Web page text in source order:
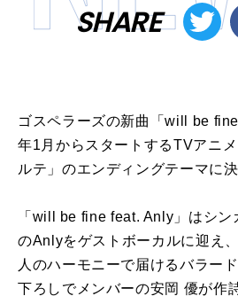
SHARE
ゴスペラーズの新曲「will be
年1月からスタートするTVアニ
ルテ」のエンディングテーマに決
「will be fine feat. Anly」はシン
のAnlyをゲストボーカルに迎え
人のハーモニーで届けるバラー
下ろしでメンバーの安岡 優が作